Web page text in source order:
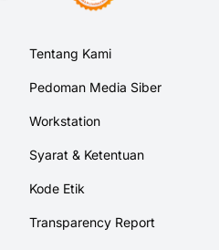
Tentang Kami
Pedoman Media Siber
Workstation
Syarat & Ketentuan
Kode Etik
Transparency Report